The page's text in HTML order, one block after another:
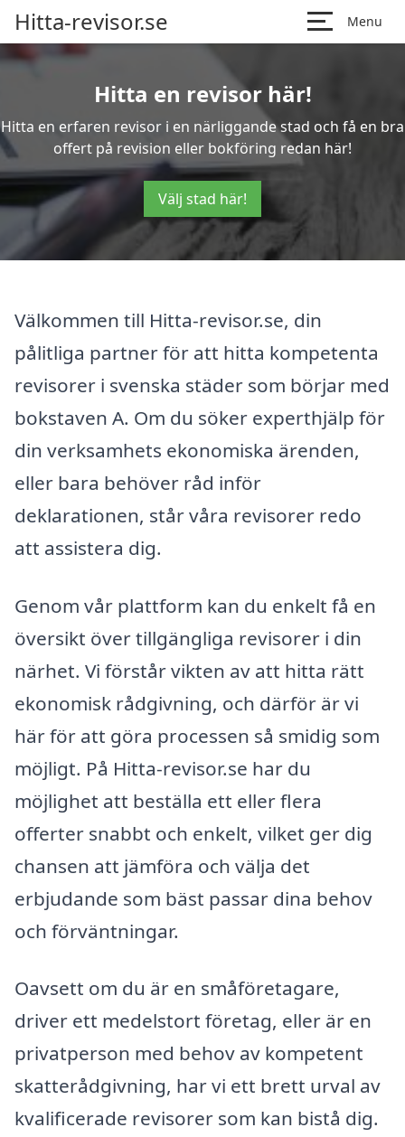
Hitta-revisor.se Menu
Hitta en revisor här!
Hitta en erfaren revisor i en närliggande stad och få en bra
offert på revision eller bokföring redan här!
Välj stad här!
Välkommen till Hitta-revisor.se, din
pålitliga partner för att hitta kompetenta
revisorer i svenska städer som börjar med
bokstaven A. Om du söker experthjälp för
din verksamhets ekonomiska ärenden,
eller bara behöver råd inför
deklarationen, står våra revisorer redo
att assistera dig.
Genom vår plattform kan du enkelt få en
översikt över tillgängliga revisorer i din
närhet. Vi förstår vikten av att hitta rätt
ekonomisk rådgivning, och därför är vi
här för att göra processen så smidig som
möjligt. På Hitta-revisor.se har du
möjlighet att beställa ett eller flera
offerter snabbt och enkelt, vilket ger dig
chansen att jämföra och välja det
erbjudande som bäst passar dina behov
och förväntningar.
Oavsett om du är en småföretagare,
driver ett medelstort företag, eller är en
privatperson med behov av kompetent
skatterådgivning, har vi ett brett urval av
kvalificerade revisorer som kan bistå dig.